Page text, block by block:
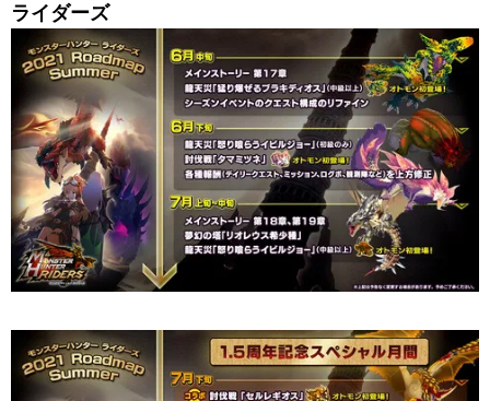
ライダーズ